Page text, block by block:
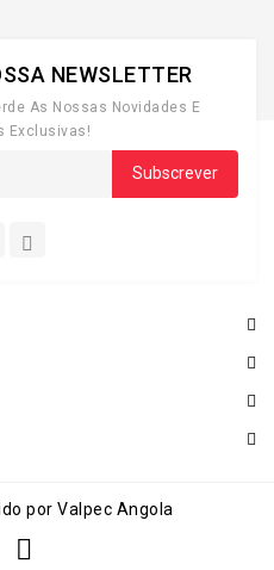
NEWSLETTER
As Nossas Novidades E
Exclusivas!
por Valpec Angola